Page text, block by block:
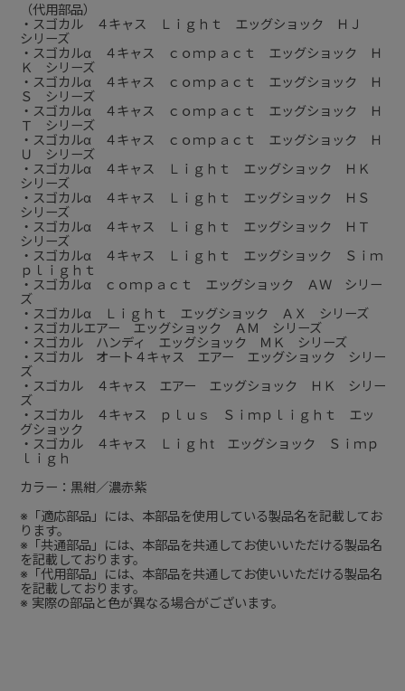
（代用部品）
・スゴカル ４キャス Ｌｉｇｈｔ エッグショック ＨＪ
シリーズ
・スゴカルα ４キャス ｃｏｍｐａｃｔ エッグショック Ｈ
Ｋ シリーズ
・スゴカルα ４キャス ｃｏｍｐａｃｔ エッグショック Ｈ
Ｓ シリーズ
・スゴカルα ４キャス ｃｏｍｐａｃｔ エッグショック Ｈ
Ｔ シリーズ
・スゴカルα ４キャス ｃｏｍｐａｃｔ エッグショック Ｈ
Ｕ シリーズ
・スゴカルα ４キャス Ｌｉｇｈｔ エッグショック ＨＫ
シリーズ
・スゴカルα ４キャス Ｌｉｇｈｔ エッグショック ＨＳ
シリーズ
・スゴカルα ４キャス Ｌｉｇｈｔ エッグショック ＨＴ
シリーズ
・スゴカルα ４キャス Ｌｉｇｈｔ エッグショック Ｓｉｍ
ｐｌｉｇｈｔ
・スゴカルα ｃｏｍｐａｃｔ エッグショック ＡＷ シリー
ズ
・スゴカルα Ｌｉｇｈｔ エッグショック ＡＸ シリーズ
・スゴカルエアー エッグショック ＡＭ シリーズ
・スゴカル ハンディ エッグショック ＭＫ シリーズ
・スゴカル オート４キャス エアー エッグショック シリー
ズ
・スゴカル ４キャス エアー エッグショック ＨＫ シリー
ズ
・スゴカル ４キャス ｐｌｕｓ Ｓｉｍｐｌｉｇｈｔ エッ
グショック
・スゴカル ４キャス Ｌｉｇｈt エッグショック Ｓｉｍｐ
ｌｉｇｈ
カラー：黒紺／濃赤紫
※「適応部品」には、本部品を使用している製品名を記載してお
ります。
※「共通部品」には、本部品を共通してお使いいただける製品名
を記載しております。
※「代用部品」には、本部品を共通してお使いいただける製品名
を記載しております。
※ 実際の部品と色が異なる場合がございます。